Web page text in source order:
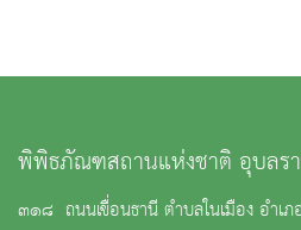
พิพิธภัณฑสถานแห่งชาติ อุบลร
๓๑๘ ถนนเขื่อนธานี ตำบลในเมือง อำเภ